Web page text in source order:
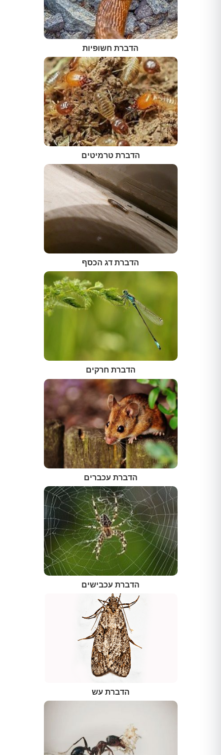
הדברת חשופיות
הדברת טרמיטים
הדברת דג הכסף
הדברת חרקים
הדברת עכברים
הדברת עכבישים
הדברת עש